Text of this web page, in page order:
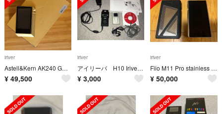
iriver
Astell&Kern AK240 GOLD
¥ 49,500
iriver
アイリーバ H10 Iriver クレードル付属 バラ売り可能
¥ 3,000
iriver
Fiio M11 Pro stainless steel Edition 中古
¥ 50,000